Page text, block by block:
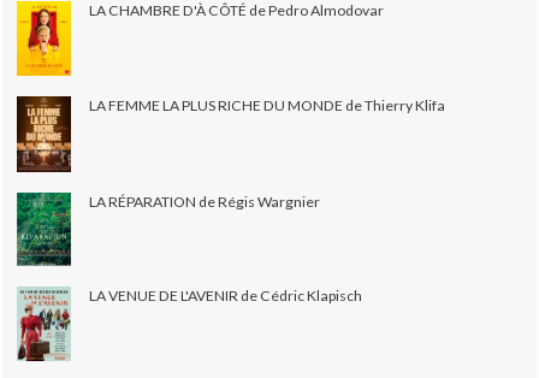
LA CHAMBRE D'À CÔTÉ de Pedro Almodovar
LA FEMME LA PLUS RICHE DU MONDE de Thierry Klifa
LA RÉPARATION de Régis Wargnier
LA VENUE DE L'AVENIR de Cédric Klapisch